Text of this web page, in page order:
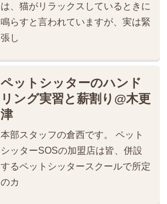
は、猫がリラックスしているときに
鳴らすと言われていますが、実は緊
張し
ペットシッターのハンド
リング実習と薪割り@木更
津
本部スタッフの倉西です。 ペット
シッターSOSの加盟店は皆、併設
するペットシッタースクールで所定
のカ